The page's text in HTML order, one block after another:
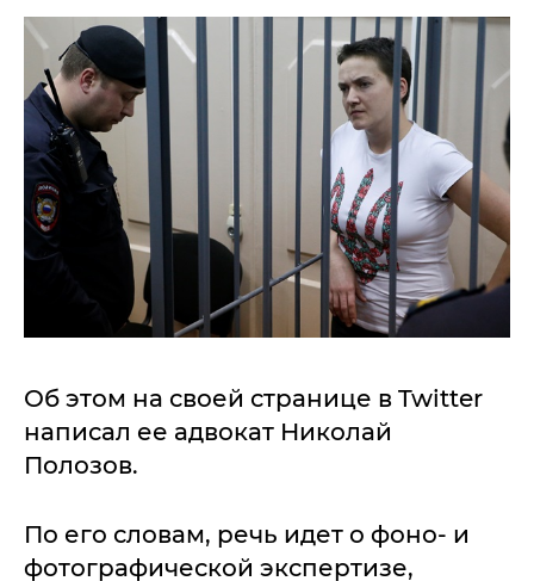
Об этом на своей странице в Twitter
написал ее адвокат Николай
Полозов.
По его словам, речь идет о фоно- и
фотографической экспертизе,